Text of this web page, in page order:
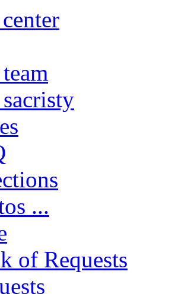
...
of Requests